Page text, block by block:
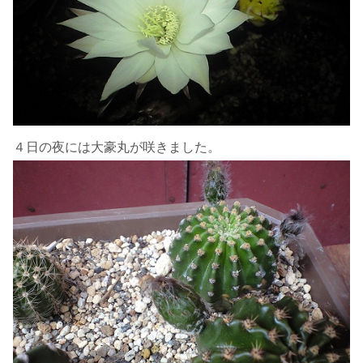
４日の夜には大豪丸が咲きました。